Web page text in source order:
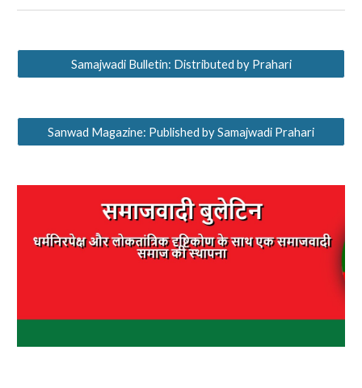
Samajwadi Bulletin: Distributed by Prahari
Sanwad Magazine: Published by Samajwadi Prahari